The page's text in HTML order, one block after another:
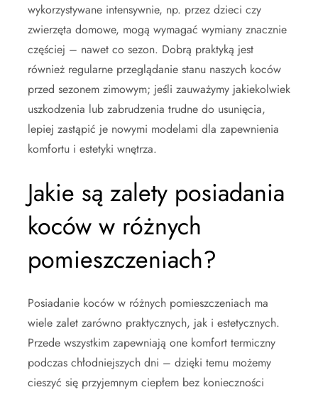
wykorzystywane intensywnie, np. przez dzieci czy
zwierzęta domowe, mogą wymagać wymiany znacznie
częściej – nawet co sezon. Dobrą praktyką jest
również regularne przeglądanie stanu naszych koców
przed sezonem zimowym; jeśli zauważymy jakiekolwiek
uszkodzenia lub zabrudzenia trudne do usunięcia,
lepiej zastąpić je nowymi modelami dla zapewnienia
komfortu i estetyki wnętrza.
Jakie są zalety posiadania
koców w różnych
pomieszczeniach?
Posiadanie koców w różnych pomieszczeniach ma
wiele zalet zarówno praktycznych, jak i estetycznych.
Przede wszystkim zapewniają one komfort termiczny
podczas chłodniejszych dni – dzięki temu możemy
cieszyć się przyjemnym ciepłem bez konieczności